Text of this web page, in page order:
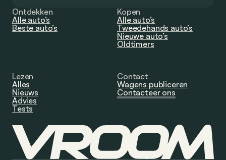
Ontdekken
Alle auto’s
Beste auto’s
Kopen
Alle auto’s
Tweedehands auto’s
Nieuwe auto’s
Oldtimers
Lezen
Alles
Nieuws
Advies
Tests
Contact
Wagens publiceren
Contacteer ons